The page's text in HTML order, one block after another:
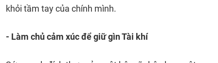
khỏi tầm tay của chính mình.
- Làm chủ cảm xúc để giữ gìn Tài khí